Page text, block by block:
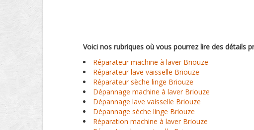
Voici nos rubriques où vous pourrez lire des détails
Réparateur machine à laver Briouze
Réparateur lave vaisselle Briouze
Réparateur sèche linge Briouze
Dépannage machine à laver Briouze
Dépannage lave vaisselle Briouze
Dépannage sèche linge Briouze
Réparation machine à laver Briouze